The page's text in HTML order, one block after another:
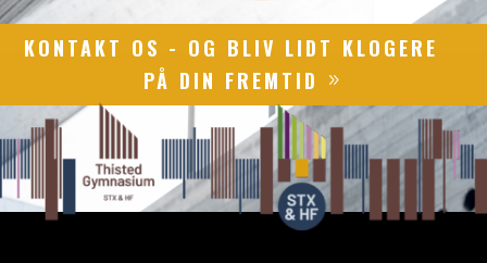
KONTAKT OS - OG BLIV LIDT KLOGERE
PÅ DIN FREMTID